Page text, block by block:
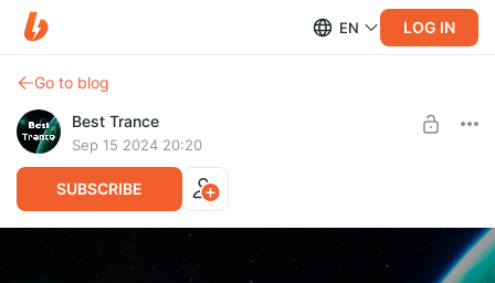
EN LOG IN
Go to blog
Best Trance
Sep 15 2024 20:20
SUBSCRIBE